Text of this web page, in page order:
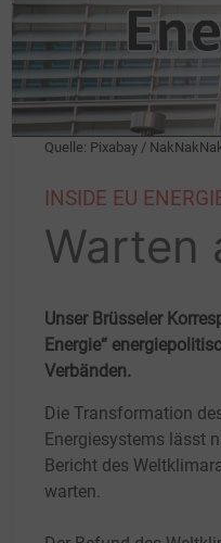
Quelle: Pixabay /
INSIDE EU
Warten
Unser Brüsseler
Energie“
Verbänden.
Die Transformation
Energiesystems lässt
Bericht des
warten.